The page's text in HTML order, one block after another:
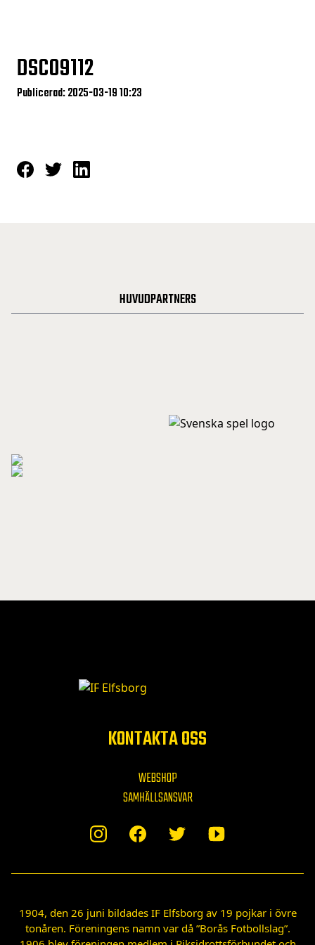
DSC09112
Publicerad: 2025-03-19 10:23
HUVUDPARTNERS
KONTAKTA OSS
WEBSHOP
SAMHÄLLSANSVAR
1904, den 26 juni bildades IF Elfsborg av 19 pojkar i övre
tonåren. Föreningens namn var då ”Borås Fotbollslag”.